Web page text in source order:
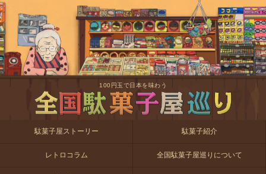
100円玉で日本を味わう
駄菓子屋ストーリー 駄菓子紹介
レトロコラム 全国駄菓子屋巡りについて